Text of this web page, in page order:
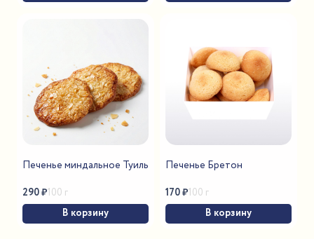
Печенье миндальное Туиль
290₽100 г
В корзину
Печенье Бретон
170₽100 г
В корзину